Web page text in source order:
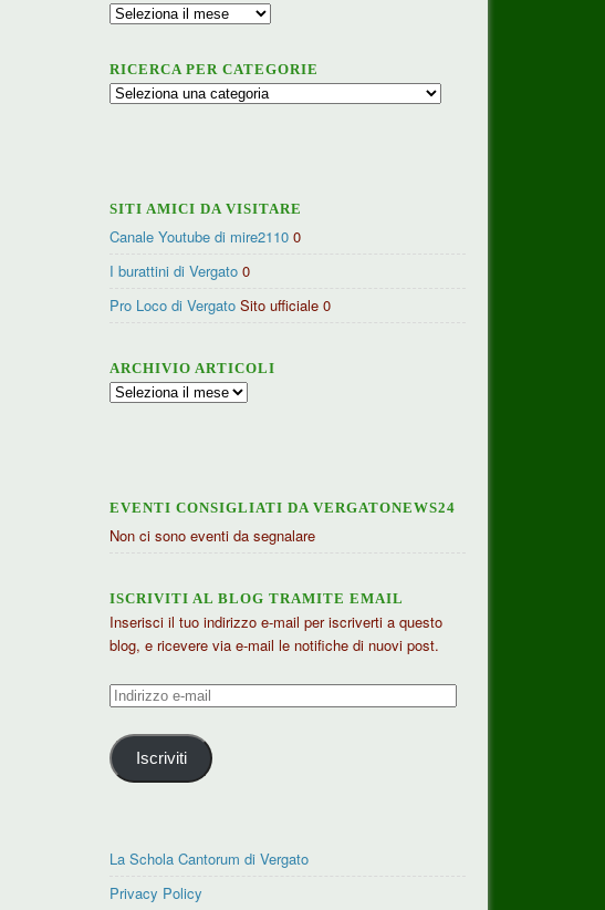
Archivio
RICERCA PER CATEGORIE
Ricerca
SITI AMICI DA VISITARE
Canale Youtube di mire2110 0
I burattini di Vergato 0
Pro Loco di Vergato Sito ufficiale 0
ARCHIVIO ARTICOLI
Archivio
EVENTI CONSIGLIATI DA VERGATONEWS24
Non ci sono eventi da segnalare
ISCRIVITI AL BLOG TRAMITE EMAIL
Inserisci il tuo indirizzo e-mail per iscriverti a questo
blog, e ricevere via e-mail le notifiche di nuovi post.
Indirizzo
mail
Iscriviti
La Schola Cantorum di Vergato
Privacy Policy